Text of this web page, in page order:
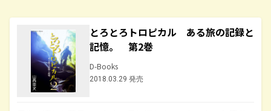
とろとろトロピカル ある旅の記録と
記憶。 第2巻
D-Books
2018.03.29 発売